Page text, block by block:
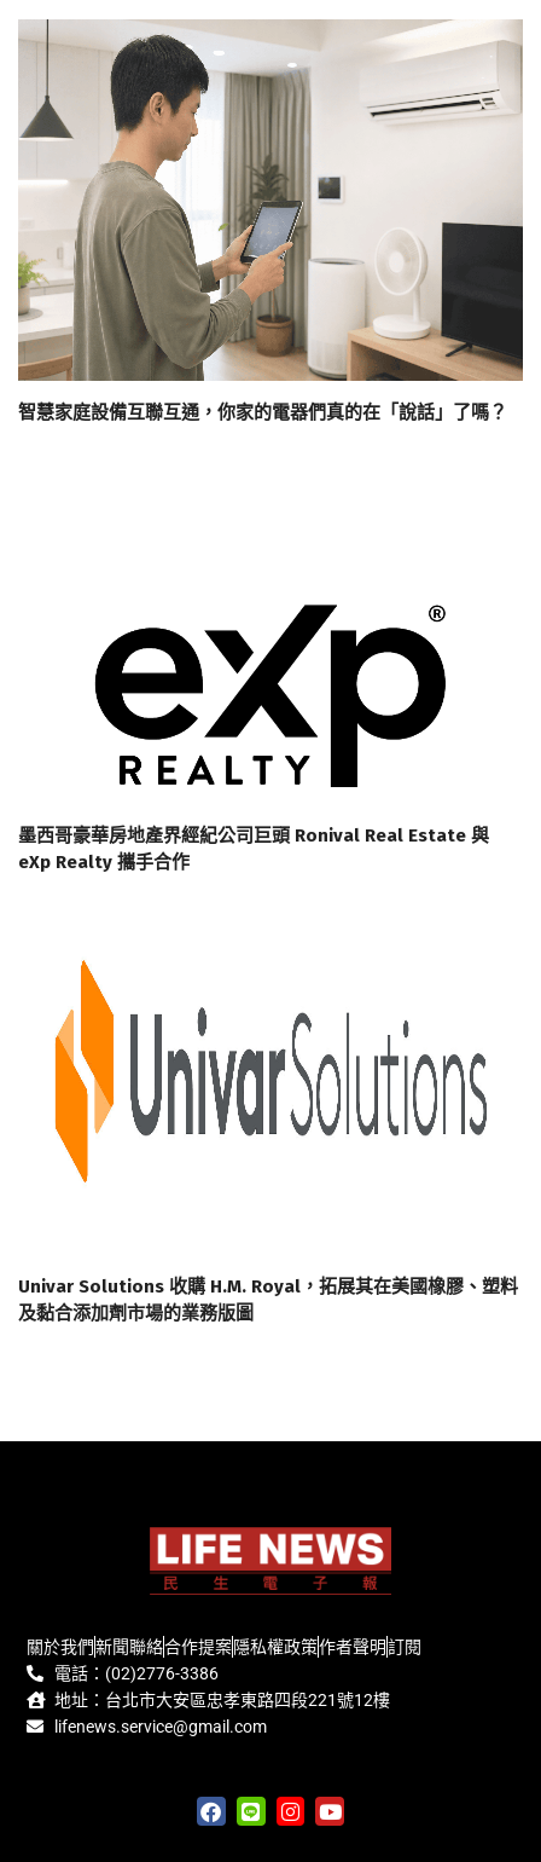
智慧家庭設備互聯互通，你家的電器們真的在「說話」了嗎？
墨西哥豪華房地產界經紀公司巨頭 Ronival Real Estate 與
eXp Realty 攜手合作
Univar Solutions 收購 H.M. Royal，拓展其在美國橡膠、塑料
及黏合添加劑市場的業務版圖
關於我們新聞聯絡合作提案隱私權政策作者聲明訂閱
電話：(02)2776-3386
地址：台北市大安區忠孝東路四段221號12樓
lifenews.service@gmail.com